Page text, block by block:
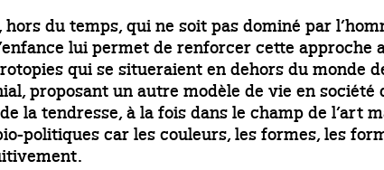
du temps, qui ne soit pas dominé par
lui permet de renforcer cette
qui se situeraient en dehors du monde
proposant un autre modèle de vie en
la tendresse, à la fois dans le champ de l’art
politiques car les couleurs, les formes, les